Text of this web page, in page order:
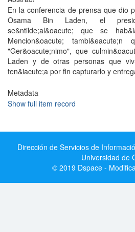
En la conferencia de prensa que dio
Osama Bin Laden, el
se&ntilde;al&oacute; que se
Mencion&oacute; tambi&eacute;n
"Ger&oacute;nimo", que
Laden y de otras personas que
ten&iacute;a por fin capturarlo y
Metadata
Show full item record
Dirección de Servicios de
Universidad de
© 2019 Dspace -